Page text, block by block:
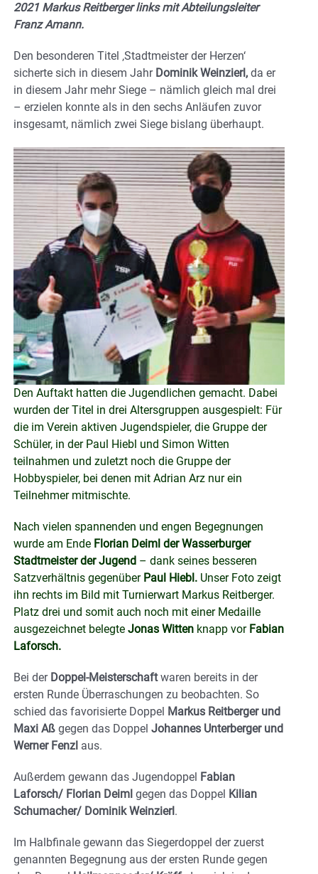
2021 Markus Reitberger links mit Abteilungsleiter
Franz Amann.
Den besonderen Titel ‚Stadtmeister der Herzen‘
sicherte sich in diesem Jahr Dominik Weinzierl, da er
in diesem Jahr mehr Siege – nämlich gleich mal drei
– erzielen konnte als in den sechs Anläufen zuvor
insgesamt, nämlich zwei Siege bislang überhaupt.
Den Auftakt hatten die Jugendlichen gemacht. Dabei
wurden der Titel in drei Altersgruppen ausgespielt: Für
die im Verein aktiven Jugendspieler, die Gruppe der
Schüler, in der Paul Hiebl und Simon Witten
teilnahmen und zuletzt noch die Gruppe der
Hobbyspieler, bei denen mit Adrian Arz nur ein
Teilnehmer mitmischte.
Nach vielen spannenden und engen Begegnungen
wurde am Ende Florian Deiml der Wasserburger
Stadtmeister der Jugend – dank seines besseren
Satzverhältnis gegenüber Paul Hiebl. Unser Foto zeigt
ihn rechts im Bild mit Turnierwart Markus Reitberger.
Platz drei und somit auch noch mit einer Medaille
ausgezeichnet belegte Jonas Witten knapp vor Fabian
Laforsch.
Bei der Doppel-Meisterschaftwaren bereits in der
ersten Runde Überraschungen zu beobachten. So
schied das favorisierte Doppel Markus Reitberger und
Maxi Aß gegen das Doppel Johannes Unterberger und
Werner Fenzl aus.
Außerdem gewann das Jugendoppel Fabian
Laforsch/ Florian Deiml gegen das Doppel Kilian
Schumacher/ Dominik Weinzierl.
Im Halbfinale gewann das Siegerdoppel der zuerst
genannten Begegnung aus der ersten Runde gegen